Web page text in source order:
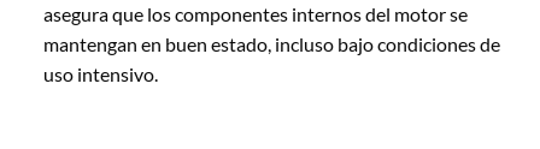
asegura que los componentes internos del motor se
mantengan en buen estado, incluso bajo condiciones de
uso intensivo.